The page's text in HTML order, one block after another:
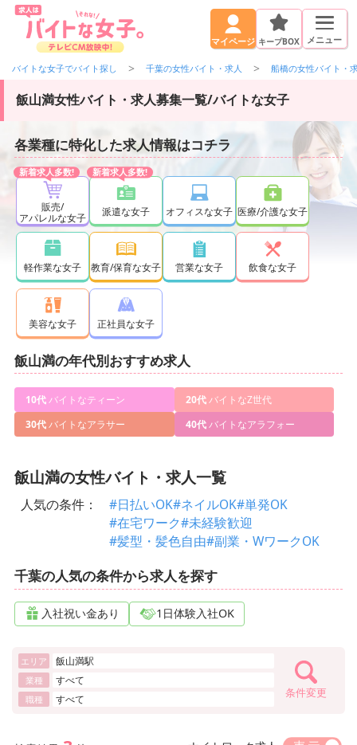
マイページ キープBOX メニュー
バイトな女子でバイト探し 千葉の女性バイト・求人 船橋の女性バイト・
飯山満女性バイト・求人募集一覧/バイトな女子
各業種に特化した求人情報はコチラ
販売/
アパレルな女子
派遣な女子 オフィスな女子 医療/介護な女子
軽作業な女子 教育/保育な女子 営業な女子 飲食な女子
美容な女子 正社員な女子
飯山満の年代別おすすめ求人
10代バイトなティーン 20代バイトなZ世代
30代バイトなアラサー 40代バイトなアラフォー
飯山満の女性バイト・求人一覧
人気の条件： #日払いOK#ネイルOK#単発OK
#在宅ワーク#未経験歓迎
#髪型・髪色自由#副業・WワークOK
千葉の人気の条件から求人を探す
入社祝い金あり 1日体験入社OK
エリア 飯山満駅
業種 すべて
職種 すべて 条件変更